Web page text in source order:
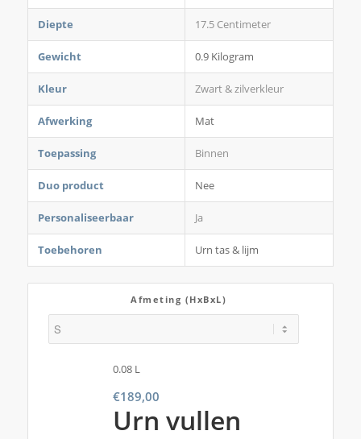
Diepte 17.5 Centimeter
Gewicht 0.9 Kilogram
Kleur Zwart & zilverkleur
Afwerking Mat
Toepassing Binnen
Duo product Nee
Personaliseerbaar Ja
Toebehoren Urn tas & lijm
Afmeting (HxBxL)
0.08 L
€189,00
Urn vullen